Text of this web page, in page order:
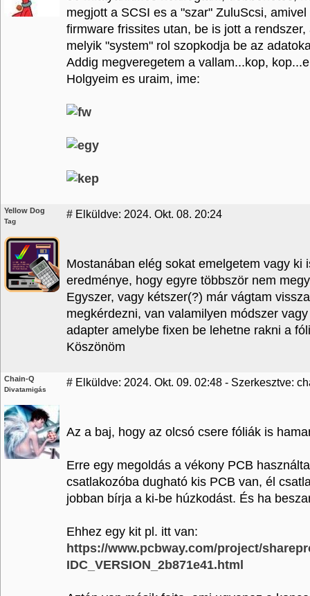
megjott a SCSI es a "szar" ZuluScsi,
firmware frissites utan, be is jott a
melyik "system" rol szopkodja be az
Addig megveregetem a vallam...kop,
Holgyeim es uraim, ime:
Yellow Dog
Tag
# Elküldve: 2024. Okt. 08. 20:24
Mostanában elég sokat emelgetem vagy
eredménye, hogy egyre többször nem
Egyszer, vagy kétszer(?) már vágtam
megkérdezni, van valamilyen módszer
adapter amelybe fixen be lehetne rakni a
Köszönöm
Chain-Q
Divatamigás
# Elküldve: 2024. Okt. 09. 02:48 - Szerkesztve:
Az a baj, hogy az olcsó csere fóliák is
Erre egy megoldás a vékony PCB
csatlakozóba dugható kis PCB van, él
jobban bírja a ki-be húzkodást. És ha
Ehhez egy kit pl. itt van:
https://www.pcbway.com/project/
IDC_VERSION_2b871e41.html